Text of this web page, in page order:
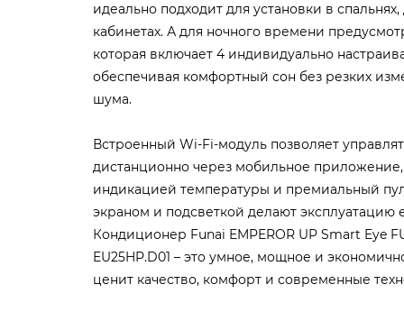
идеально подходит для установки в
кабинетах. А для ночного времени
которая включает 4 индивидуально
обеспечивая комфортный сон без резких
шума.
Встроенный Wi-Fi-модуль позволяет
дистанционно через мобильное
индикацией температуры и премиальный
экраном и подсветкой делают эксплуатацию
Кондиционер Funai EMPEROR UP Smart Eye
EU25HP.D01 – это умное, мощное и
ценит качество, комфорт и современные